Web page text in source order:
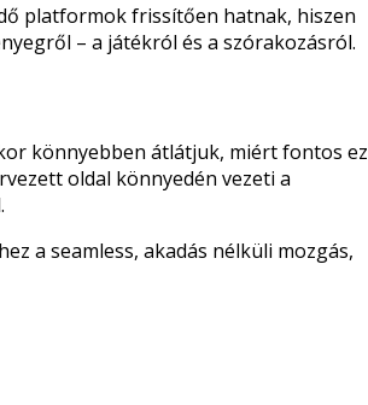
platformok frissítően hatnak, hiszen
– a játékról és a szórakozásról.
könnyebben átlátjuk, miért fontos ez
oldal könnyedén vezeti a
a seamless, akadás nélküli mozgás,